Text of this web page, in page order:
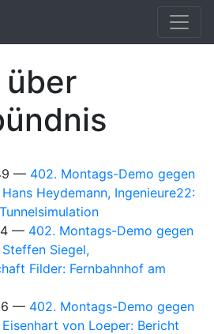
über
402. Montags-Demo gegen
Hans Heydemann, Ingenieure22:
402. Montags-Demo gegen
Steffen Siegel,
Filder: Fernbahnhof am
402. Montags-Demo gegen
Eisenhart von Loeper: Bericht